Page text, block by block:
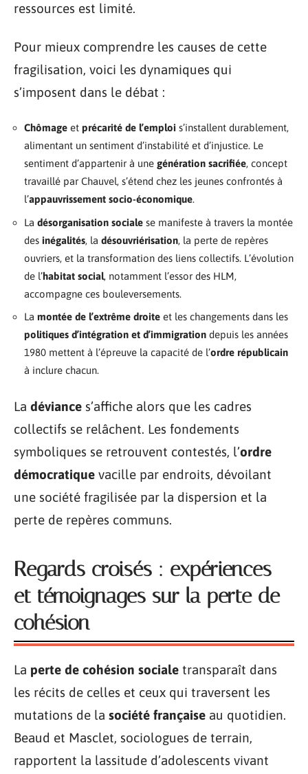
ressources est limité.
Pour mieux comprendre les causes de cette
fragilisation, voici les dynamiques qui
s’imposent dans le débat :
Chômage et précarité de l’emploi s’installent durablement,
alimentant un sentiment d’instabilité et d’injustice. Le
sentiment d’appartenir à une génération sacrifiée, concept
travaillé par Chauvel, s’étend chez les jeunes confrontés à
l’appauvrissement socio-économique.
La désorganisation sociale se manifeste à travers la montée
des inégalités, la désouvriérisation, la perte de repères
ouvriers, et la transformation des liens collectifs. L’évolution
de l’habitat social, notamment l’essor des HLM,
accompagne ces bouleversements.
La montée de l’extrême droite et les changements dans les
politiques d’intégration et d’immigration depuis les années
1980 mettent à l’épreuve la capacité de l’ordre républicain
à inclure chacun.
La déviance s’affiche alors que les cadres
collectifs se relâchent. Les fondements
symboliques se retrouvent contestés, l’ordre
démocratique vacille par endroits, dévoilant
une société fragilisée par la dispersion et la
perte de repères communs.
Regards croisés : expériences
et témoignages sur la perte de
cohésion
La perte de cohésion sociale transparaît dans
les récits de celles et ceux qui traversent les
mutations de la société française au quotidien.
Beaud et Masclet, sociologues de terrain,
rapportent la lassitude d’adolescents vivant